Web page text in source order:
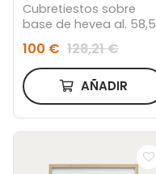
Cubretiestos sobre
base de hevea al. 58,5
cm
100 € 128,21 €
AÑADIR